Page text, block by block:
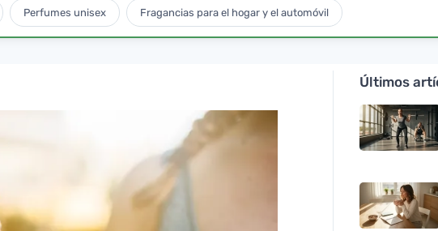
Perfumes unisex Fragancias para el hogar y el automóvil
Últimos